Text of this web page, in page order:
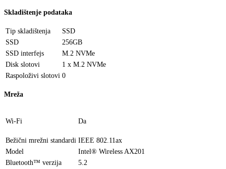
Skladištenje podataka
Tip skladištenja
SSD
SSD
256GB
SSD interfejs
M.2 NVMe
Disk slotovi
1 x M.2 NVMe
Raspoloživi slotovi 0
Mreža
Wi-Fi Da
Bežični mrežni standardi IEEE 802.11ax
Model
Intel® Wireless AX201
Bluetooth™ verzija
5.2